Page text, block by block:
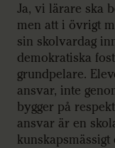
Ja, vi lärare ska
men att i övrigt
sin skolvardag
demokratiska
grundpelare.
ansvar, inte
bygger på
ansvar är en